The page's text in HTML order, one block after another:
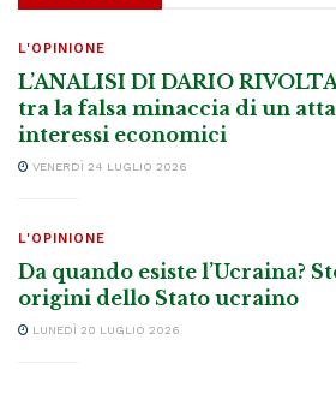
L'OPINIONE
L’ANALISI DI DARIO
tra la falsa minaccia di un
interessi economici
VENERDÌ 24 LUGLIO 2026
L'OPINIONE
Da quando esiste l’Ucraina?
origini dello Stato ucraino
LUNEDÌ 20 LUGLIO 2026